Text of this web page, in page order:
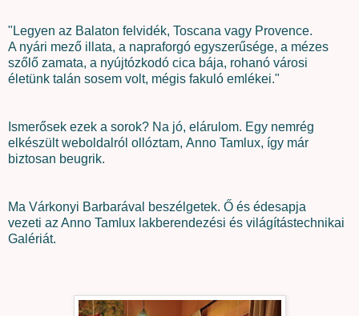
"Legyen az Balaton felvidék, Toscana vagy Provence.
A nyári mező illata, a napraforgó egyszerűsége, a mézes
szőlő zamata, a nyújtózkodó cica bája, rohanó városi
életünk talán sosem volt, mégis fakuló emlékei."
Ismerősek ezek a sorok? Na jó, elárulom. Egy nemrég
elkészült weboldalról ollóztam, Anno Tamlux, így már
biztosan beugrik.
Ma Várkonyi Barbarával beszélgetek. Ő és édesapja
vezeti az Anno Tamlux lakberendezési és világítástechnikai
Galériát.